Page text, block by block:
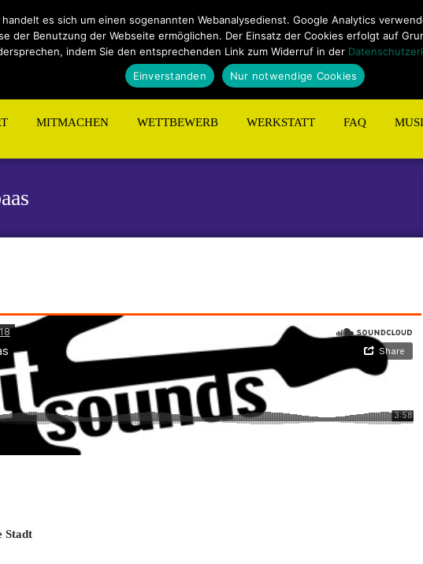
MITMACHEN WETTBEWERB WERKSTATT FAQ
Stadt
es sich um einen sogenannten Webanalysedienst. Google Analytics
der Benutzung der Webseite ermöglichen. Der Einsatz der Cookies erfolgt auf
indem Sie den entsprechenden Link zum Widerruf in der
Einverstanden
Nur notwendige Cookies